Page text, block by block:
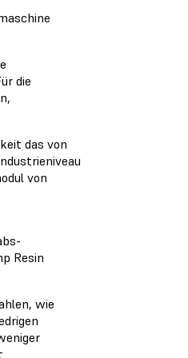
die
das von
von
Resin
wie